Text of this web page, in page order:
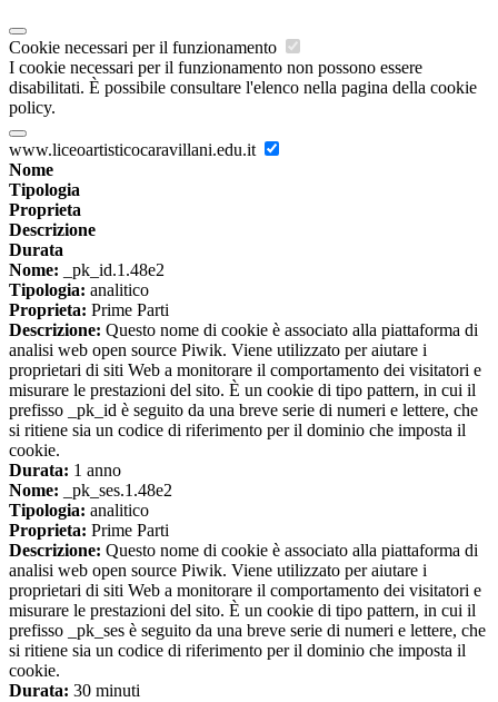
Cookie necessari per il funzionamento
I cookie necessari per il funzionamento non possono essere
disabilitati. È possibile consultare l'elenco nella pagina della cookie
policy.
www.liceoartisticocaravillani.edu.it
Nome
Tipologia
Proprieta
Descrizione
Durata
Nome: _pk_id.1.48e2
Tipologia: analitico
Proprieta: Prime Parti
Descrizione: Questo nome di cookie è associato alla piattaforma di
analisi web open source Piwik. Viene utilizzato per aiutare i
proprietari di siti Web a monitorare il comportamento dei visitatori e
misurare le prestazioni del sito. È un cookie di tipo pattern, in cui il
prefisso _pk_id è seguito da una breve serie di numeri e lettere, che
si ritiene sia un codice di riferimento per il dominio che imposta il
cookie.
Durata: 1 anno
Nome: _pk_ses.1.48e2
Tipologia: analitico
Proprieta: Prime Parti
Descrizione: Questo nome di cookie è associato alla piattaforma di
analisi web open source Piwik. Viene utilizzato per aiutare i
proprietari di siti Web a monitorare il comportamento dei visitatori e
misurare le prestazioni del sito. È un cookie di tipo pattern, in cui il
prefisso _pk_ses è seguito da una breve serie di numeri e lettere, che
si ritiene sia un codice di riferimento per il dominio che imposta il
cookie.
Durata: 30 minuti